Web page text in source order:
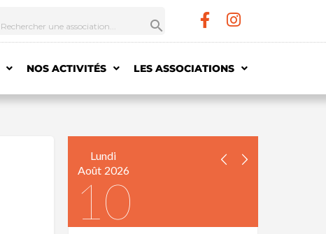
NOS ACTIVITÉS LES ASSOCIATIONS
Lundi
Août 2026
10